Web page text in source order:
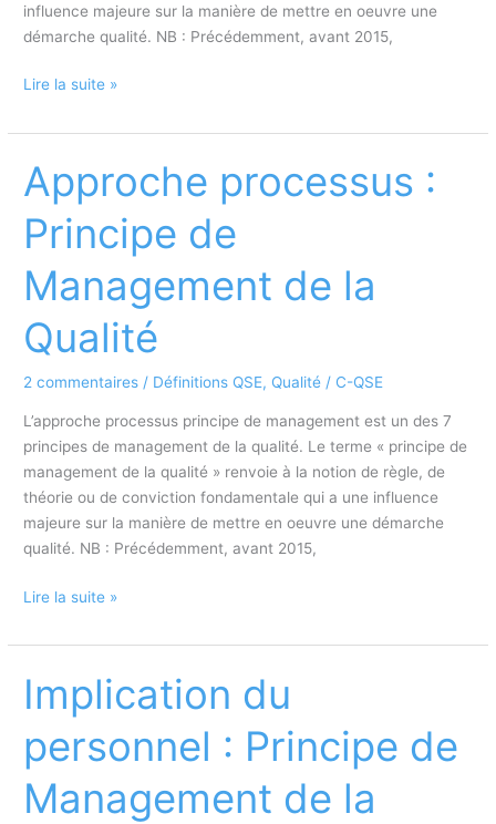
influence majeure sur la manière de mettre en oeuvre une
démarche qualité. NB : Précédemment, avant 2015,
Amélioration
Qualité
Principe
management
la
Lire la suite »
Approche processus :
Principe de
Management de la
Qualité
2 commentaires / Définitions QSE, Qualité / C-QSE
L’approche processus principe de management est un des 7
principes de management de la qualité. Le terme « principe de
management de la qualité » renvoie à la notion de règle, de
théorie ou de conviction fondamentale qui a une influence
majeure sur la manière de mettre en oeuvre une démarche
qualité. NB : Précédemment, avant 2015,
Approche
:
de
Management
de
la
Qualité
Lire la suite »
Implication du
personnel : Principe de
Management de la